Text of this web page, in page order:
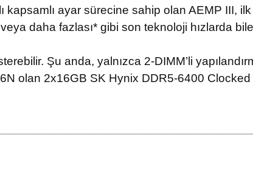
kapsamlı ayar sürecine sahip olan AEMP III,
daha fazlası* gibi son teknoloji hızlarda
Şu anda, yalnızca 2-DIMM’li
olan 2x16GB SK Hynix DDR5-6400